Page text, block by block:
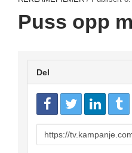
Puss opp
Del
URL
to